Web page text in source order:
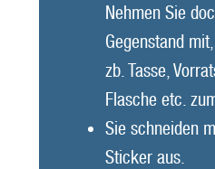
Nehmen Sie
Gegenstand
zb. Tasse,
Flasche etc.
Sie schneiden
Sticker aus.